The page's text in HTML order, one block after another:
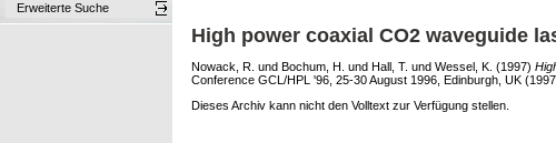
Erweiterte Suche
High power coaxial CO2 waveguide
Nowack, R. und Bochum, H. und Hall, T. und Wessel, K. (1997)
Conference GCL/HPL '96, 25-30 August 1996, Edinburgh, UK
Dieses Archiv kann nicht den Volltext zur Verfügung stellen.